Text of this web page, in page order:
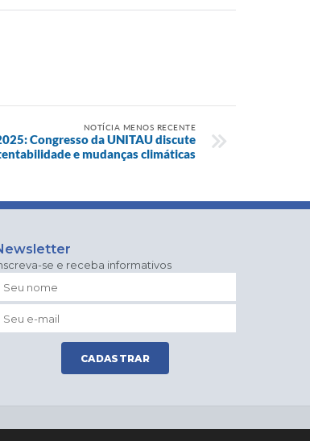
NOTÍCIA MENOS RECENTE
Congresso da UNITAU discute
e mudanças climáticas
se e receba informativos
CADASTRAR